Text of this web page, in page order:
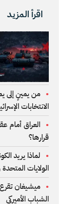
اقرأ المزيد
من يمينٍ إلى
الانتخابات
العراق أمام
قرارها؟
لماذا يريد
الولايات
ميشيغان
الشباب الأميركي